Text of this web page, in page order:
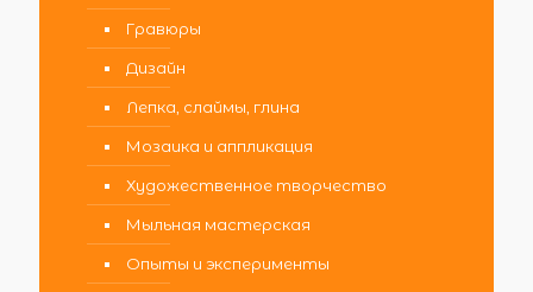
Гравюры
Дизайн
Лепка, слаймы, глина
Мозаика и аппликация
Художественное творчество
Мыльная мастерская
Опыты и эксперименты